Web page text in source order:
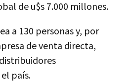
de u$s 7.000 millones.
a 130 personas y, por
de venta directa,
país.